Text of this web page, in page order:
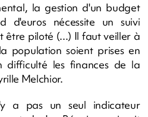
la gestion d'un budget
nécessite un suivi
être piloté (...) Il faut veiller à
population soient prises en
difficulté les finances de la
Melchior.
a pas un seul indicateur